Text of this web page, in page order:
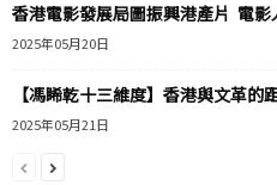
香港電影發展局圖振興港產片 電影
2025年05月20日
【馮睎乾十三維度】香港與文革的
2025年05月21日